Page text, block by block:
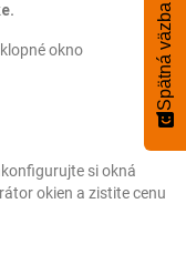
okno
si okná
okien a zistite cenu
Spätná väzba